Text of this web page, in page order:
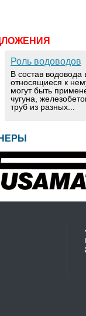
Роль водоводов
В состав водовода
относящиеся к
могут быть
чугуна,
труб из разных...